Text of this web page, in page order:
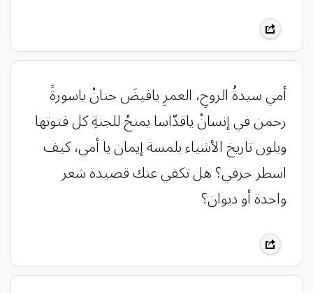
‏‎أمي سيدةُ الروحِ، العمرِ يافيضَ حنانْ ياسورةََ
رحمن في إنسانْ ياقدّاسا يمنحُ للجنةِ كل فتوتها
ويلون تاريخ الأشياء بلمسة إيمان يا أمي، كيف
اسطر حرفي؟ هل تكفي عنك قصيدة شعر
واحدة أو ديوان؟